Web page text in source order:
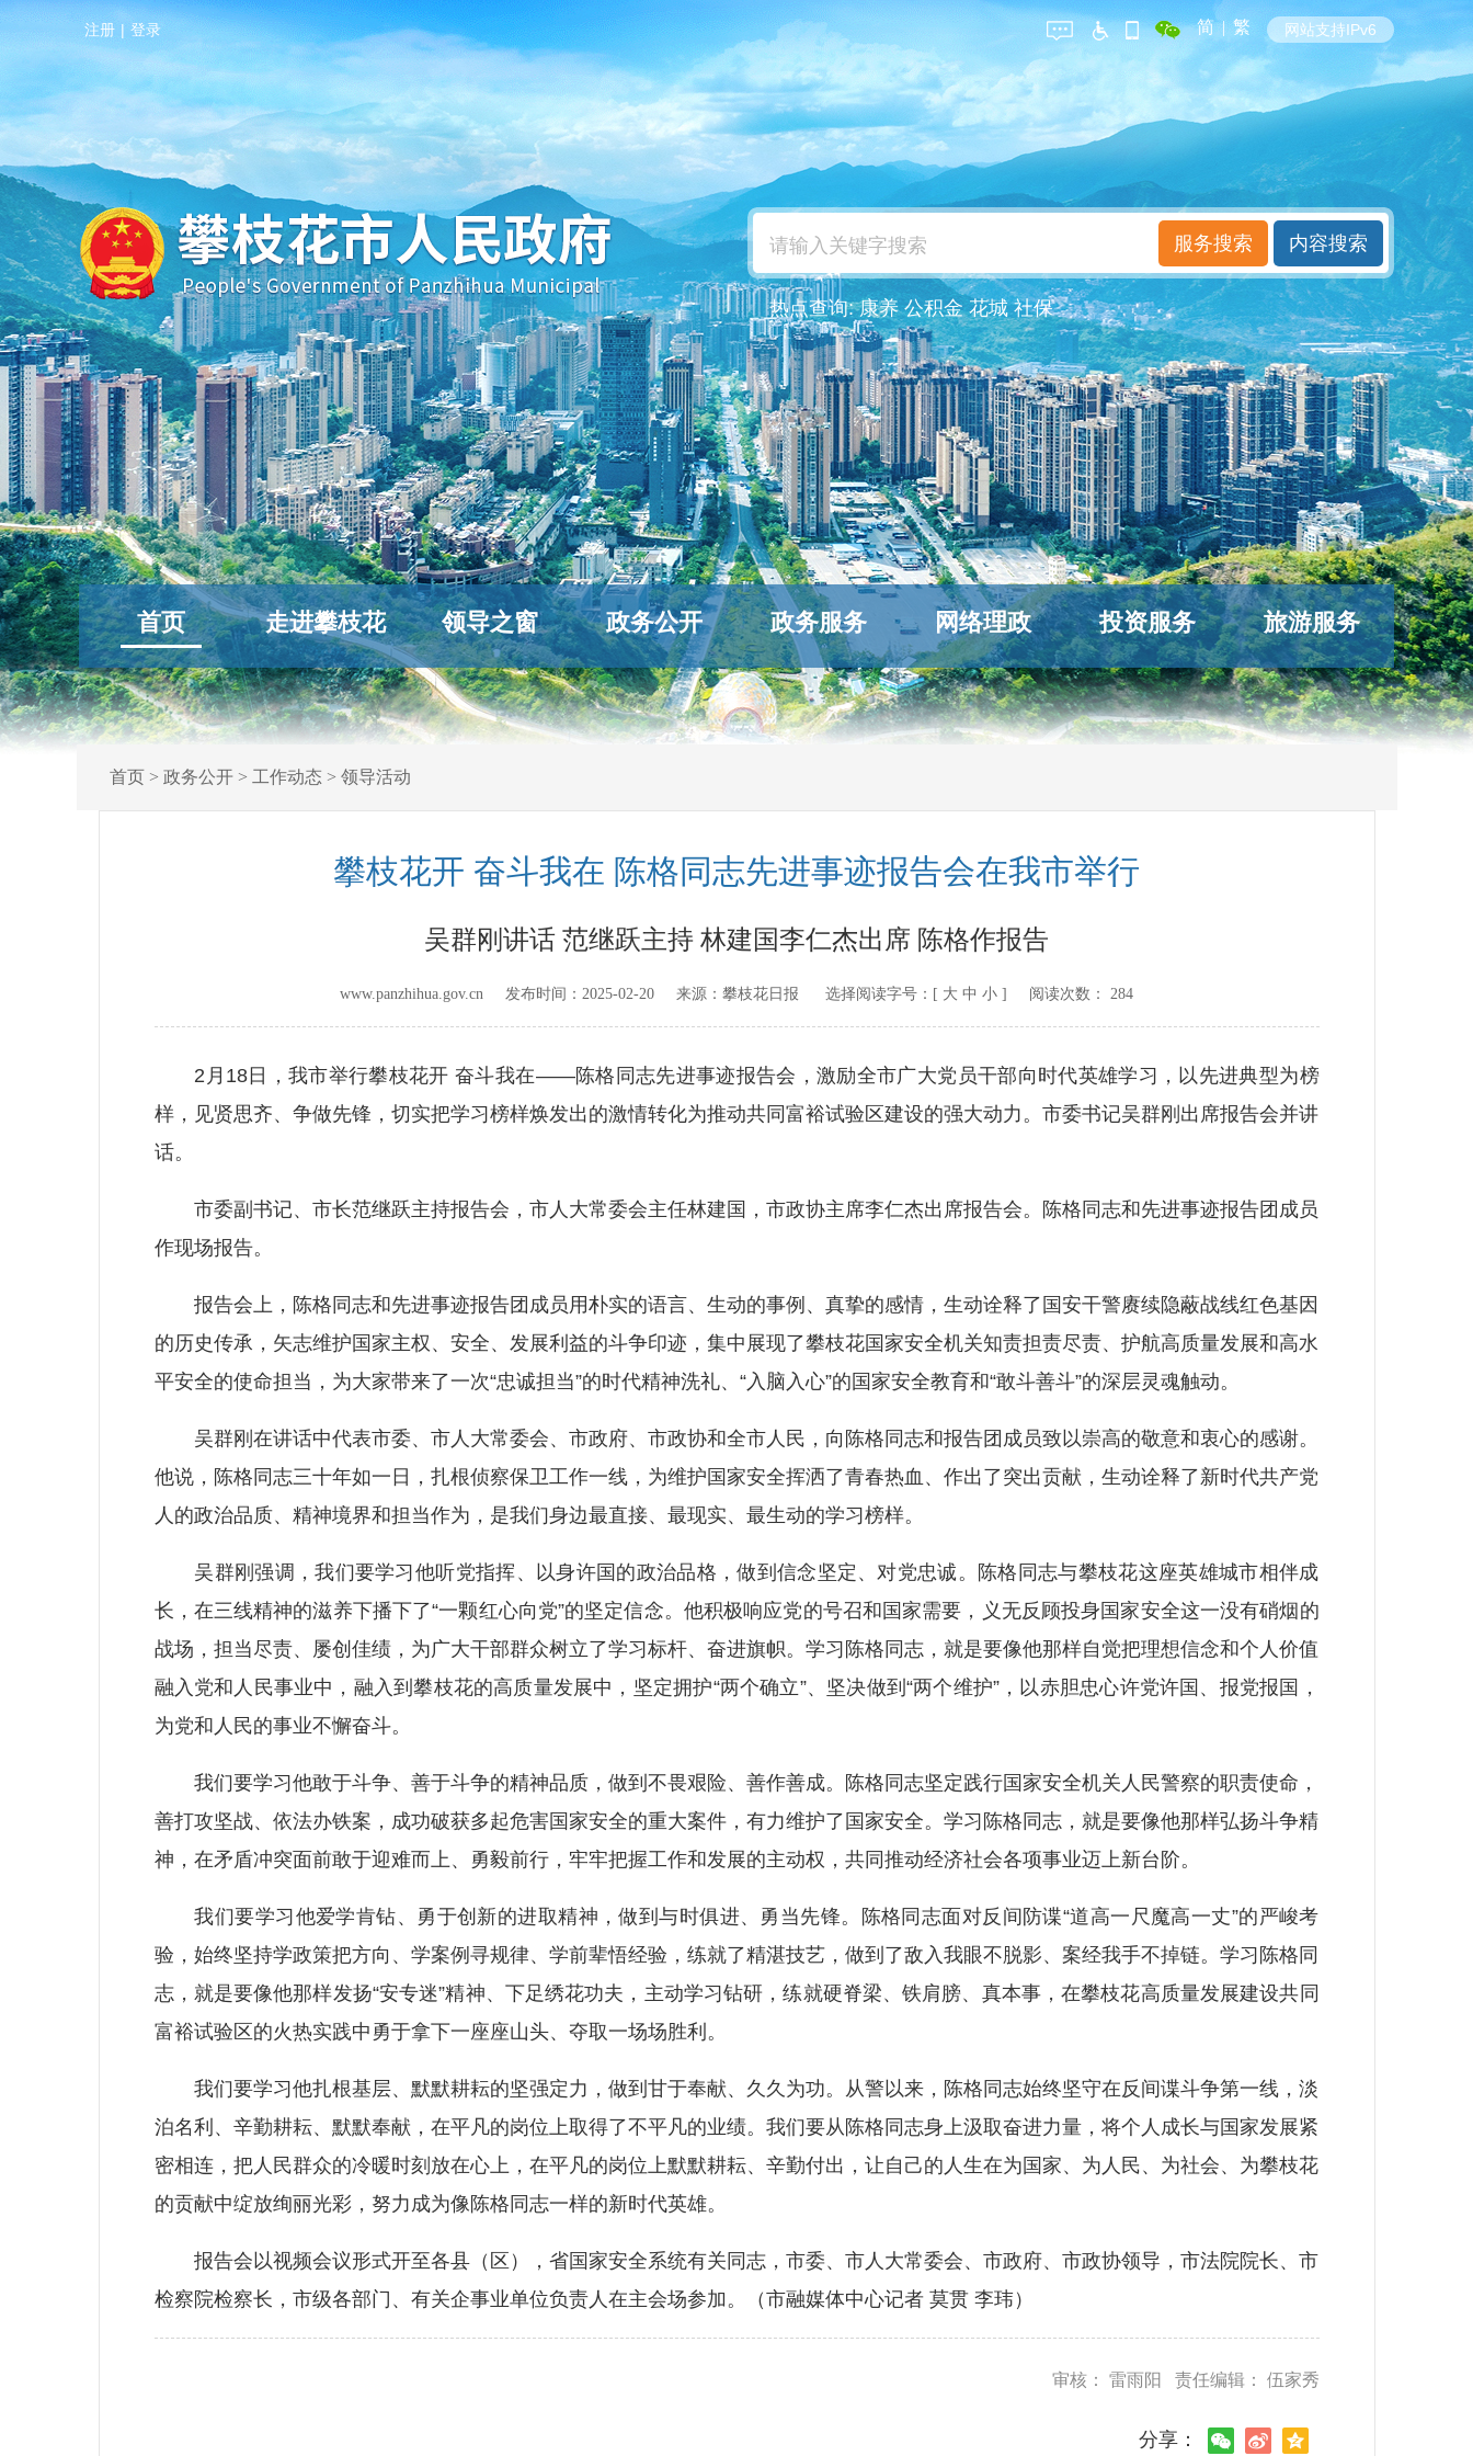
注册 | 登录 简 | 繁 网站支持IPv6
热点查询:康养 公积金 花城 社保
首页 走进攀枝花 领导之窗 政务公开 政务服务 网络理政 投资服务 旅游服务
首页> 政务公开> 工作动态 > 领导活动
攀枝花开 奋斗我在 陈格同志先进事迹报告会在我市举行
吴群刚讲话 范继跃主持 林建国李仁杰出席 陈格作报告
www.panzhihua.gov.cn 发布时间： 2025-02-20 来源： 攀枝花日报 选择阅读字号：[ 大 中 小 ] 阅读次数： 284
2月18日，我市举行攀枝花开 奋斗我在——陈格同志先进事迹报告会，激励全市广大党员干部向时代英雄学习，以先进典型为榜
样，见贤思齐、争做先锋，切实把学习榜样焕发出的激情转化为推动共同富裕试验区建设的强大动力。市委书记吴群刚出席报告会并讲
话。
市委副书记、市长范继跃主持报告会，市人大常委会主任林建国，市政协主席李仁杰出席报告会。陈格同志和先进事迹报告团成员
作现场报告。
报告会上，陈格同志和先进事迹报告团成员用朴实的语言、生动的事例、真挚的感情，生动诠释了国安干警赓续隐蔽战线红色基因
的历史传承，矢志维护国家主权、安全、发展利益的斗争印迹，集中展现了攀枝花国家安全机关知责担责尽责、护航高质量发展和高水
平安全的使命担当，为大家带来了一次“忠诚担当”的时代精神洗礼、“入脑入心”的国家安全教育和“敢斗善斗”的深层灵魂触动。
吴群刚在讲话中代表市委、市人大常委会、市政府、市政协和全市人民，向陈格同志和报告团成员致以崇高的敬意和衷心的感谢。
他说，陈格同志三十年如一日，扎根侦察保卫工作一线，为维护国家安全挥洒了青春热血、作出了突出贡献，生动诠释了新时代共产党
人的政治品质、精神境界和担当作为，是我们身边最直接、最现实、最生动的学习榜样。
吴群刚强调，我们要学习他听党指挥、以身许国的政治品格，做到信念坚定、对党忠诚。陈格同志与攀枝花这座英雄城市相伴成
长，在三线精神的滋养下播下了“一颗红心向党”的坚定信念。他积极响应党的号召和国家需要，义无反顾投身国家安全这一没有硝烟的
战场，担当尽责、屡创佳绩，为广大干部群众树立了学习标杆、奋进旗帜。学习陈格同志，就是要像他那样自觉把理想信念和个人价值
融入党和人民事业中，融入到攀枝花的高质量发展中，坚定拥护“两个确立”、坚决做到“两个维护”，以赤胆忠心许党许国、报党报国，
为党和人民的事业不懈奋斗。
我们要学习他敢于斗争、善于斗争的精神品质，做到不畏艰险、善作善成。陈格同志坚定践行国家安全机关人民警察的职责使命，
善打攻坚战、依法办铁案，成功破获多起危害国家安全的重大案件，有力维护了国家安全。学习陈格同志，就是要像他那样弘扬斗争精
神，在矛盾冲突面前敢于迎难而上、勇毅前行，牢牢把握工作和发展的主动权，共同推动经济社会各项事业迈上新台阶。
我们要学习他爱学肯钻、勇于创新的进取精神，做到与时俱进、勇当先锋。陈格同志面对反间防谍“道高一尺魔高一丈”的严峻考
验，始终坚持学政策把方向、学案例寻规律、学前辈悟经验，练就了精湛技艺，做到了敌入我眼不脱影、案经我手不掉链。学习陈格同
志，就是要像他那样发扬“安专迷”精神、下足绣花功夫，主动学习钻研，练就硬脊梁、铁肩膀、真本事，在攀枝花高质量发展建设共同
富裕试验区的火热实践中勇于拿下一座座山头、夺取一场场胜利。
我们要学习他扎根基层、默默耕耘的坚强定力，做到甘于奉献、久久为功。从警以来，陈格同志始终坚守在反间谍斗争第一线，淡
泊名利、辛勤耕耘、默默奉献，在平凡的岗位上取得了不平凡的业绩。我们要从陈格同志身上汲取奋进力量，将个人成长与国家发展紧
密相连，把人民群众的冷暖时刻放在心上，在平凡的岗位上默默耕耘、辛勤付出，让自己的人生在为国家、为人民、为社会、为攀枝花
的贡献中绽放绚丽光彩，努力成为像陈格同志一样的新时代英雄。
报告会以视频会议形式开至各县（区），省国家安全系统有关同志，市委、市人大常委会、市政府、市政协领导，市法院院长、市
检察院检察长，市级各部门、有关企事业单位负责人在主会场参加。（市融媒体中心记者 莫贯 李玮）
审核： 雷雨阳 责任编辑： 伍家秀
分享：